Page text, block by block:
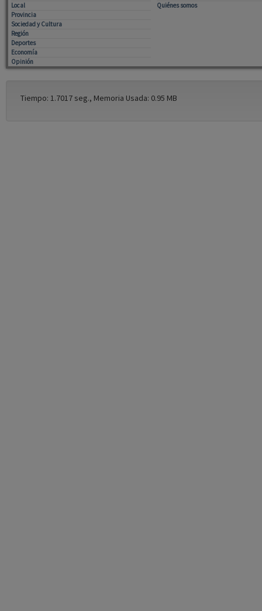
Local
Provincia
Sociedad y Cultura
Región
Deportes
Economía
Opinión
Quiénes somos
Tiempo: 1.7017 seg., Memoria Usada: 0.95 MB